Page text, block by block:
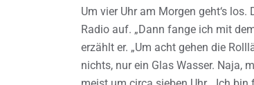
Um vier Uhr am Morgen geht‘s
Radio auf. „Dann fange ich mit
erzählt er. „Um acht gehen die
nichts, nur ein Glas Wasser. Naja,